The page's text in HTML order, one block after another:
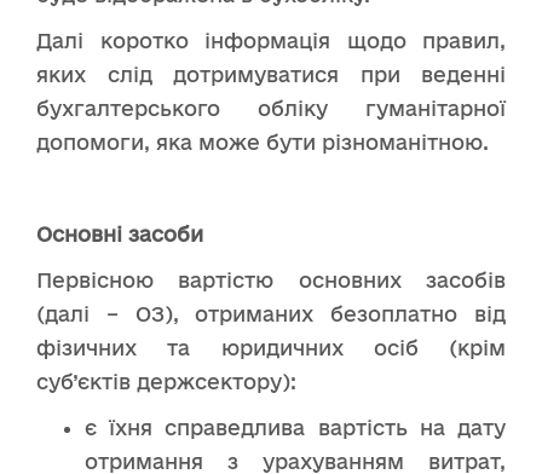
Далі коротко інформація щодо правил,
яких слід дотримуватися при веденні
бухгалтерського обліку гуманітарної
допомоги, яка може бути різноманітною.
Основні засоби
Первісною вартістю основних засобів
(далі – ОЗ), отриманих безоплатно від
фізичних та юридичних осіб (крім
суб’єктів держсектору):
є їхня справедлива вартість на дату
отримання з урахуванням витрат,